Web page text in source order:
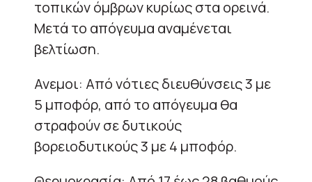
τοπικών όμβρων κυρίως στα ορεινά.
Μετά το απόγευμα αναμένεται
βελτίωση.
Ανεμοι: Από νότιες διευθύνσεις 3 με
5 μποφόρ, από το απόγευμα θα
στραφούν σε δυτικούς
βορειοδυτικούς 3 με 4 μποφόρ.